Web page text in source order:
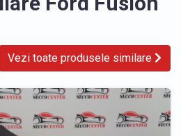
Vezi toate produsele similare